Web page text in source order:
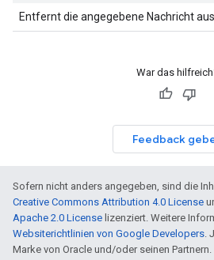
Entfernt die angegebene Nachricht
War das
Feedback
Sofern nicht anders angegeben, sind die
Creative Commons Attribution 4.0 License
Apache 2.0 License lizenziert. Weitere
Websiterichtlinien von Google Developers.
Marke von Oracle und/oder seinen Partnern.